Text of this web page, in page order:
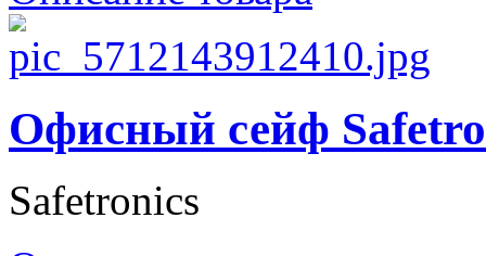
Офисный сейф
Safetronics